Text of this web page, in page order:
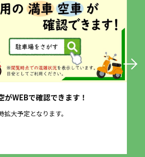
がWEBで確認できます！
大予定となります。